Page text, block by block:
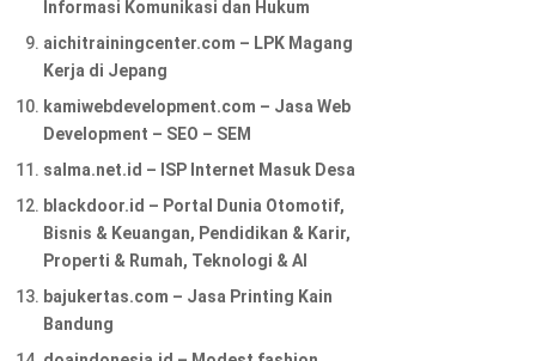
Informasi Komunikasi dan Hukum
aichitrainingcenter.com – LPK Magang
Kerja di Jepang
kamiwebdevelopment.com – Jasa Web
Development – SEO – SEM
salma.net.id – ISP Internet Masuk Desa
blackdoor.id – Portal Dunia Otomotif,
Bisnis & Keuangan, Pendidikan & Karir,
Properti & Rumah, Teknologi & AI
bajukertas.com – Jasa Printing Kain
Bandung